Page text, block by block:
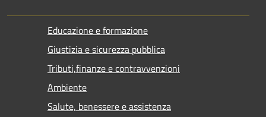
Educazione e formazione
Giustizia e sicurezza pubblica
Tributi,finanze e contravvenzioni
Ambiente
Salute, benessere e assistenza